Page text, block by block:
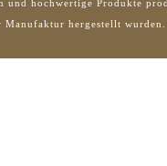
hochwertige Produkte
hergestellt wurden.